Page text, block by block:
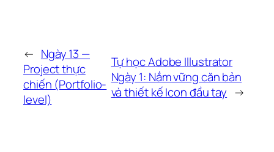
← Ngày 13 —
Project thực
chiến (Portfolio-
level)
Tự học Adobe Illustrator
Ngày 1: Nắm vững căn bản
và thiết kế Icon đầu tay →